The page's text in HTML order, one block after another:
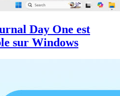
Day One est
sur Windows